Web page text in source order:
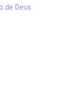
de Deus